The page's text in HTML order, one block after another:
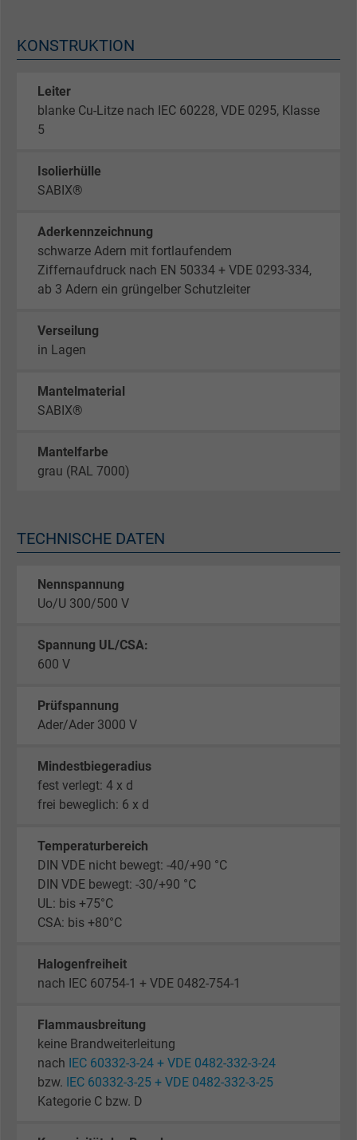
KONSTRUKTION
Leiter
blanke Cu-Litze nach IEC 60228, VDE 0295, Klasse
5
Isolierhülle
SABIX®
Aderkennzeichnung
schwarze Adern mit fortlaufendem
Ziffernaufdruck nach EN 50334 + VDE 0293-334,
ab 3 Adern ein grüngelber Schutzleiter
Verseilung
in Lagen
Mantelmaterial
SABIX®
Mantelfarbe
grau (RAL 7000)
TECHNISCHE DATEN
Nennspannung
Uo/U 300/500 V
Spannung UL/CSA:
600 V
Prüfspannung
Ader/Ader 3000 V
Mindestbiegeradius
fest verlegt: 4 x d
frei beweglich: 6 x d
Temperaturbereich
DIN VDE nicht bewegt: -40/+90 °C
DIN VDE bewegt: -30/+90 °C
UL: bis +75°C
CSA: bis +80°C
Halogenfreiheit
nach IEC 60754-1 + VDE 0482-754-1
Flammausbreitung
keine Brandweiterleitung
nach IEC 60332-3-24 + VDE 0482-332-3-24
bzw. IEC 60332-3-25 + VDE 0482-332-3-25
Kategorie C bzw. D